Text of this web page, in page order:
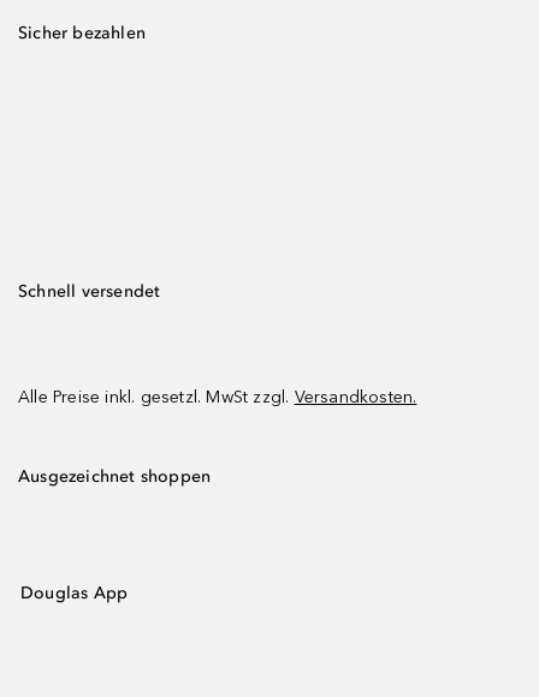
Sicher bezahlen
Schnell versendet
Alle Preise inkl. gesetzl. MwSt zzgl. Versandkosten.
Ausgezeichnet shoppen
Douglas App